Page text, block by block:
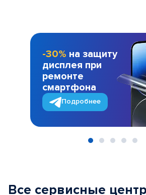
-30% на защиту
дисплея при
ремонте
смартфона
Подробнее
Все сервисные